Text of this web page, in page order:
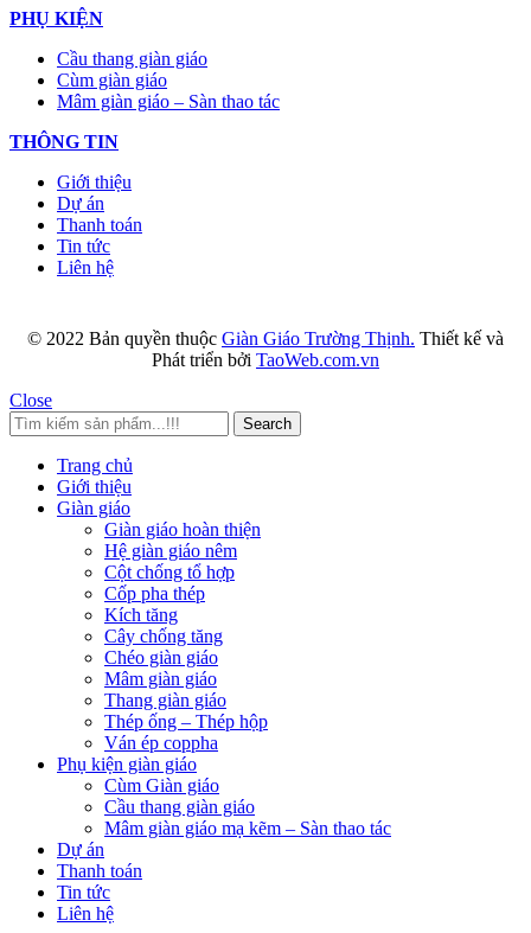
PHỤ KIỆN
Cầu thang giàn giáo
Cùm giàn giáo
Mâm giàn giáo – Sàn thao tác
THÔNG TIN
Giới thiệu
Dự án
Thanh toán
Tin tức
Liên hệ
© 2022 Bản quyền thuộc Giàn Giáo Trường Thịnh. Thiết kế và
Phát triển bởi TaoWeb.com.vn
Close
Search
Trang chủ
Giới thiệu
Giàn giáo
Giàn giáo hoàn thiện
Hệ giàn giáo nêm
Cột chống tổ hợp
Cốp pha thép
Kích tăng
Cây chống tăng
Chéo giàn giáo
Mâm giàn giáo
Thang giàn giáo
Thép ống – Thép hộp
Ván ép coppha
Phụ kiện giàn giáo
Cùm Giàn giáo
Cầu thang giàn giáo
Mâm giàn giáo mạ kẽm – Sàn thao tác
Dự án
Thanh toán
Tin tức
Liên hệ